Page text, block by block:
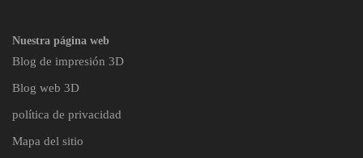
Nuestra página web
Blog de impresión 3D
Blog web 3D
política de privacidad
Mapa del sitio